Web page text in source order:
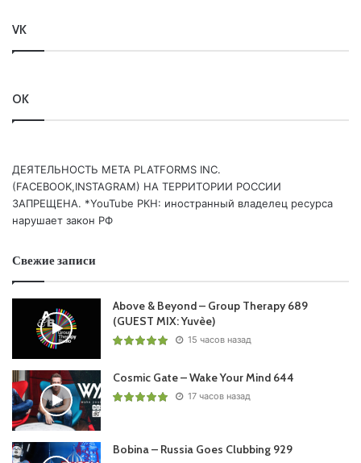
VK
OK
ДЕЯТЕЛЬНОСТЬ МЕТА PLATFORMS INC.
(FACEBOOK,INSTAGRAM) НА ТЕРРИТОРИИ РОССИИ
ЗАПРЕЩЕНА. *YouTube РКН: иностранный владелец ресурса
нарушает закон РФ
Свежие записи
Above & Beyond – Group Therapy 689
(GUEST MIX: Yuvèe)
15 часов назад
Cosmic Gate – Wake Your Mind 644
17 часов назад
Bobina – Russia Goes Clubbing 929